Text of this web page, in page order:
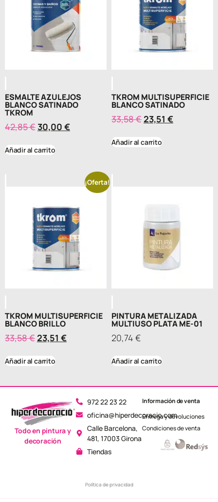
ESMALTE AZULEJOS
BLANCO SATINADO
TKROM
42,85€ 30,00 €
Añadir al carrito
TKROM MULTISUPERFICIE
BLANCO SATINADO
33,58€ 23,51 €
Añadir al carrito
¡Oferta!
TKROM MULTISUPERFICIE
BLANCO BRILLO
33,58€ 23,51 €
Añadir al carrito
PINTURA METALIZADA
MULTIUSO PLATA ME-01
20,74 €
Añadir al carrito
972 22 23 22
oficina@hiperdecoracio.com
Calle Barcelona, ​​
481, 17003 Girona
Tiendas
Política de privacidad
Todo en pintura y
decoración
Información de venta
Entrega y devoluciones
Condiciones de venta